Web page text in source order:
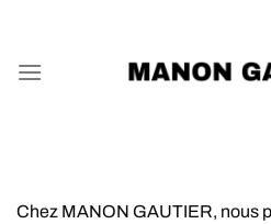
contenu
Chez MANON GAUTIER, nous